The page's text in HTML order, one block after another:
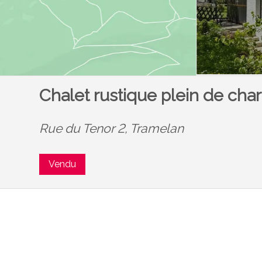
Chalet rustique plein de
Rue du Tenor 2, Tramelan
Vendu